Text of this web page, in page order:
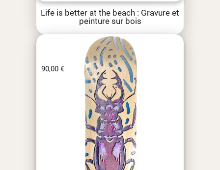
Life is better at the beach : Gravure et
peinture sur bois
90,00 €